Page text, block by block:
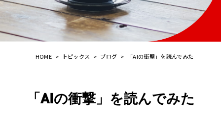
HOME > トピックス > ブログ > 「AIの衝撃」を読んでみた
「AIの衝撃」を読んでみた